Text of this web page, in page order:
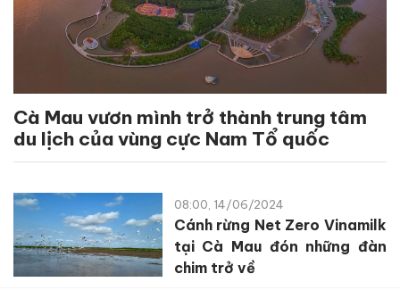
Cà Mau vươn mình trở thành trung tâm
du lịch của vùng cực Nam Tổ quốc
08:00, 14/06/2024
Cánh rừng Net Zero Vinamilk
tại Cà Mau đón những đàn
chim trở về